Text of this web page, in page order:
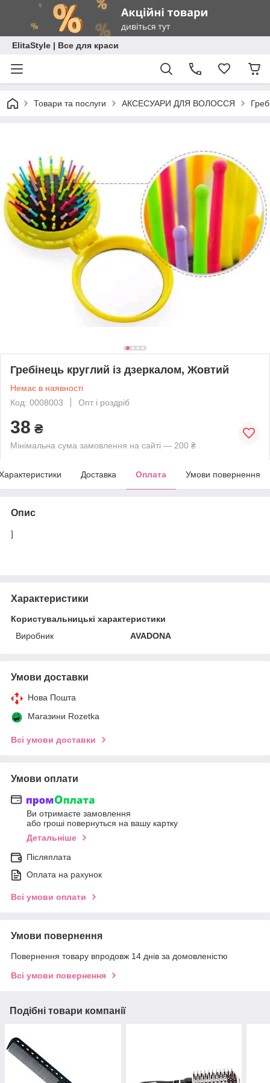
ElitaStyle | Все для краси
Товари та послуги АКСЕСУАРИ ДЛЯ ВОЛОССЯ
Гребінець круглий із дзеркалом, Жовтий
Немає в наявності
Код: 0008003
Опт і роздріб
38 ₴
Мінімальна сума замовлення на сайті — 200 ₴
Доставка Оплата Умови повернення
Опис
]
Характеристики
Користувальницькі характеристики
Виробник
AVADONA
Умови доставки
Нова Пошта
Магазини Rozetka
Всі умови доставки
Умови оплати
Ви отримаєте замовлення
або гроші повернуться на вашу картку
Детальніше
Післяплата
Оплата на рахунок
Всі умови оплати
Умови повернення
Повернення товару впродовж 14 днів за домовленістю
Всі умови повернення
Подібні товари компанії